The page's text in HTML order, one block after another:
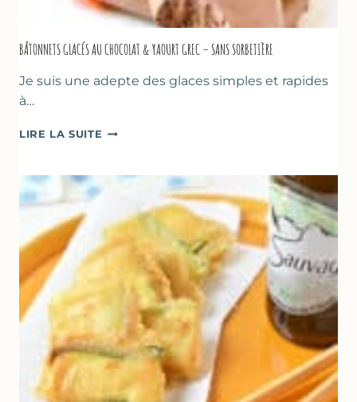
BÂTONNETS GLACÉS AU CHOCOLAT & YAOURT GREC – SANS SORBETIÈRE
Je suis une adepte des glaces simples et rapides
à…
LIRE LA SUITE BÂTONNETS
CHOCOLAT
YAOURT
GREC
–
SANS
SORBETIÈRE